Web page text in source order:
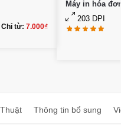
Chỉ từ: 7.000₫
Máy in hóa
203 DPI
Thông tin bổ sung